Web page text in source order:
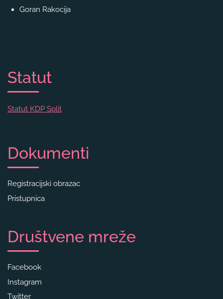
Goran Rakocija
Statut
Statut KDP Split
Dokumenti
Registracijski obrazac
Pristupnica
Društvene mreže
Facebook
Instagram
Twitter